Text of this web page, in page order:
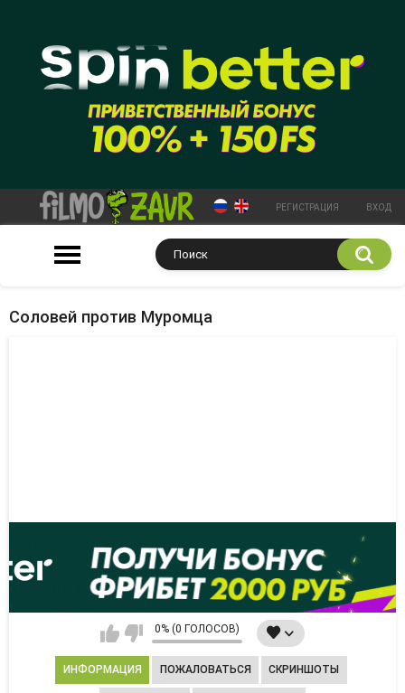
РЕГИСТРАЦИЯ ВХОД
Соловей против Муромца
0% (0 ГОЛОСОВ)
ИНФОРМАЦИЯ ПОЖАЛОВАТЬСЯ СКРИНШОТЫ